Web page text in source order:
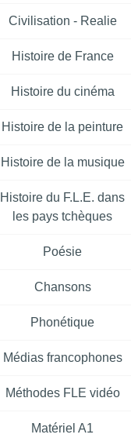
Civilisation - Realie
Histoire de France
Histoire du cinéma
Histoire de la peinture
Histoire de la musique
Histoire du F.L.E. dans
les pays tchèques
Poésie
Chansons
Phonétique
Médias francophones
Méthodes FLE vidéo
Matériel A1